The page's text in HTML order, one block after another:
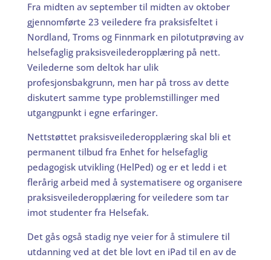
Fra midten av september til midten av oktober
gjennomførte 23 veiledere fra praksisfeltet i
Nordland, Troms og Finnmark en pilotutprøving av
helsefaglig praksisveilederopplæring på nett.
Veilederne som deltok har ulik
profesjonsbakgrunn, men har på tross av dette
diskutert samme type problemstillinger med
utgangpunkt i egne erfaringer.
Nettstøttet praksisveilederopplæring skal bli et
permanent tilbud fra Enhet for helsefaglig
pedagogisk utvikling (HelPed) og er et ledd i et
flerårig arbeid med å systematisere og organisere
praksisveilederopplæring for veiledere som tar
imot studenter fra Helsefak.
Det gås også stadig nye veier for å stimulere til
utdanning ved at det ble lovt en iPad til en av de